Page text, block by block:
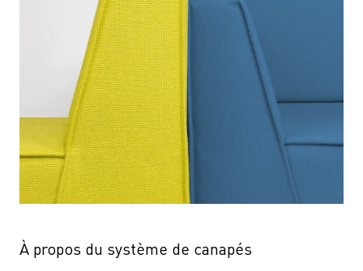
À propos du système de canapés